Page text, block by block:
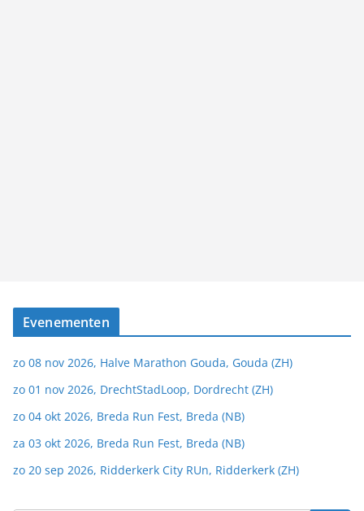
Evenementen
zo 08 nov 2026, Halve Marathon Gouda, Gouda (ZH)
zo 01 nov 2026, DrechtStadLoop, Dordrecht (ZH)
zo 04 okt 2026, Breda Run Fest, Breda (NB)
za 03 okt 2026, Breda Run Fest, Breda (NB)
zo 20 sep 2026, Ridderkerk City RUn, Ridderkerk (ZH)